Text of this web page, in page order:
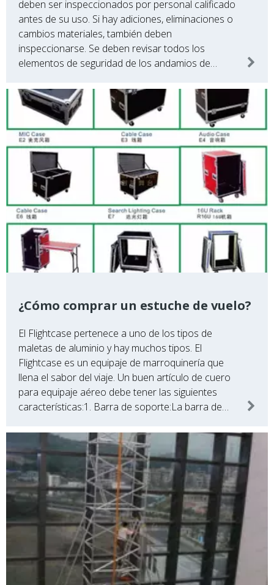
deben ser inspeccionados por personal calificado
antes de su uso. Si hay adiciones, eliminaciones o
cambios materiales, también deben
inspeccionarse. Se deben revisar todos los
elementos de seguridad de los andamios de
vertical.
¿Cómo comprar un estuche de vuelo?
El Flightcase pertenece a uno de los tipos de
maletas de aluminio y hay muchos tipos. El
Flightcase es un equipaje de marroquinería que
llena el sabor del viaje. Un buen artículo de cuero
para equipaje aéreo debe tener las siguientes
características:1. Barra de soporte:La barra de